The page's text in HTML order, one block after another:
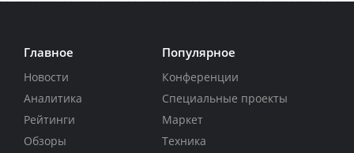
Главное
Новости
Аналитика
Рейтинги
Обзоры
Популярное
Конференции
Специальные проекты
Маркет
Техника